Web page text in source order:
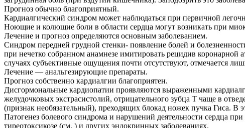
Прогноз обычно благоприятный.
Кардиалгический синдром может наблюдаться при первичной
Ноющие и колющие боли в области сердца могут возникать при
Лечение и прогноз определяются основным заболеванием.
Синдром передней грудной стенки- появление болей и
при нечетко собранном анамнезе имитировать рецидив
случаях субъективные ощущения почти отсутствуют, отмечается
Лечение — анальгезирующие препараты.
Прогноз собственно кардиалгии благоприятен.
Дисгормональные кардиопатии проявляются выраженными
желудочковых экстрасистолий, отрицательного зубца Т чаще в
(признак необязательный), преходящих блокад ножек пучка Гиса. В
Патогенез болевого синдрома и нарушений деятельности сердца
тиреотоксикозе (см. ) и других эндокринных заболеваниях.